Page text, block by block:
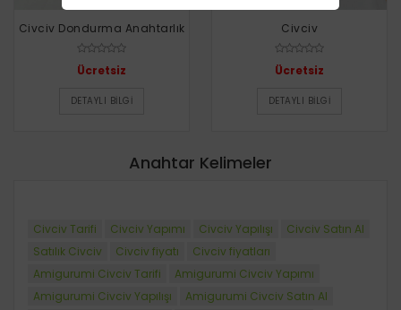
Civciv Dondurma Anahtarlık
Ücretsiz
DETAYLI BILGI
Civciv
Ücretsiz
DETAYLI BILGI
Anahtar Kelimeler
Civciv Tarifi Civciv Yapımı Civciv Yapılışı
Civciv Satın Al
Satılık Civciv
Civciv fiyatı
Civciv fiyatları
Amigurumi Civciv Tarifi
Amigurumi Civciv Yapımı
Amigurumi Civciv Yapılışı
Amigurumi Civciv Satın Al